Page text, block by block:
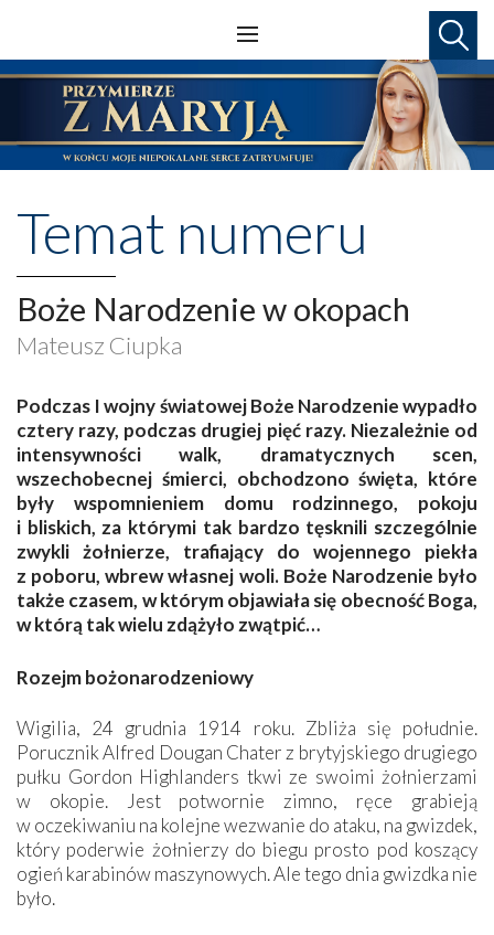
Temat numeru
Boże Narodzenie w okopach
Mateusz Ciupka
Podczas I wojny światowej Boże Narodzenie wypadło
cztery razy, podczas drugiej pięć razy. Niezależnie od
intensywności walk, dramatycznych scen,
wszechobecnej śmierci, obchodzono święta, które
były wspomnieniem domu rodzinnego, pokoju
i bliskich, za którymi tak bardzo tęsknili szczególnie
zwykli żołnierze, trafiający do wojennego piekła
z poboru, wbrew własnej woli. Boże Narodzenie było
także czasem, w którym objawiała się obecność Boga,
w którą tak wielu zdążyło zwątpić…
Rozejm bożonarodzeniowy
Wigilia, 24 grudnia 1914 roku. Zbliża się południe.
Porucznik Alfred Dou­gan Chater z brytyjskiego drugiego
pułku Gordon Highlanders tkwi ze swoimi żołnierzami
w okopie. Jest potwornie zimno, ręce grabieją
w oczekiwaniu na kolejne wezwanie do ataku, na gwizdek,
który poderwie żołnierzy do biegu prosto pod koszący
ogień karabinów maszynowych. Ale tego dnia gwizdka nie
było.